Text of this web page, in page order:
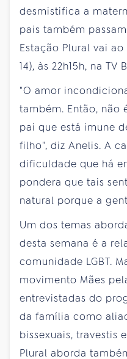
desmistifica a
pais também
Estação Plural vai
14), às 22h15h, na TV
"O amor
também. Então, não
pai que está imune
filho", diz Anelis. A
dificuldade que há
pondera que tais
natural porque a
Um dos temas
desta semana é a
comunidade LGBT.
movimento Mães
entrevistadas do
da família como
bissexuais, travestis
Plural aborda